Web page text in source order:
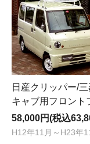
日産クリッパー/
キャブ用フロント
58,000円(税込
H12年11月～H23年